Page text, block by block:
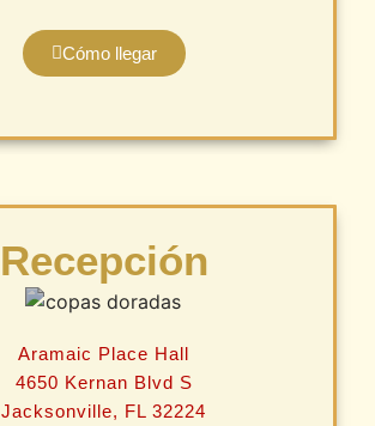
Cómo llegar
Recepción
Aramaic Place Hall
4650 Kernan Blvd S
Jacksonville, FL 32224